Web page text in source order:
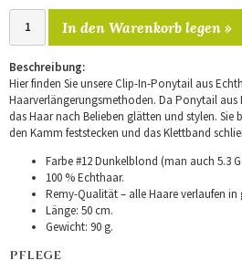
In den Warenkorb legen »
Beschreibung:
Hier finden Sie unsere Clip-In-Ponytail aus
Haarverlängerungsmethoden. Da Ponytail aus
das Haar nach Belieben glätten und stylen. Sie
den Kamm feststecken und das Klettband
Farbe #12 Dunkelblond (man auch 5.3
100 % Echthaar.
Remy-Qualität – alle Haare verlaufen in
Länge: 50 cm.
Gewicht: 90 g.
PFLEGE